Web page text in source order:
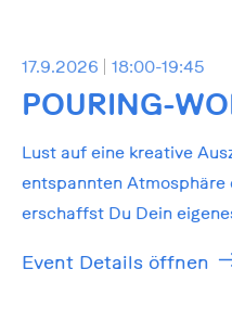
17.9.2026 18:00-19:45
POURING-
Lust auf eine kreative
entspannten Atmosphäre
erschaffst Du Dein
Event Details öffnen